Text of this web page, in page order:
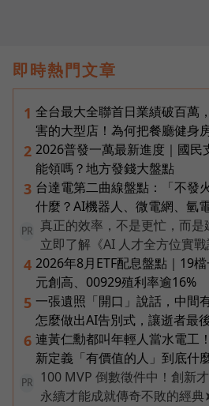
即時熱門文章
1 全台最大全聯首日業績破百萬
害的大型店！為何把餐廳健身
2 2026普發一萬最新進度｜國民
能領嗎？地方發錢大盤點
3 台達電第二曲線盤點：「不發
什麼？AI機器人、微電網、氫
PR
真正的效率，不是更忙，而是
立即了解《AI 人才全方位實戰
4 2026年8月ETF配息盤點｜19
元創高、00929殖利率逾16%
5 一張遺照「開口」說話，中間
怎麼做出AI告別式，讓逝者最
6 連黃仁勳都叫年輕人當水電工
新定義「有價值的人」到底什
PR
100 MVP 倒數徵件中！創新
永續才能成就傳奇不敗的經